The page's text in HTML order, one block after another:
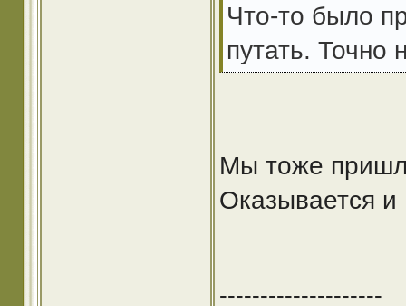
Что-то было
путать. Точно
Мы тоже
Оказывается и
--------------------